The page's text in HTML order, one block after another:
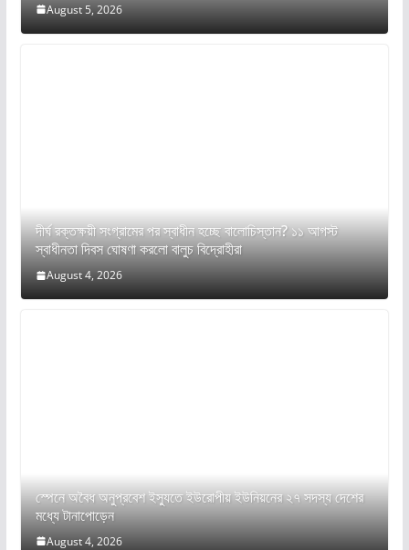
August 5, 2026
দীর্ঘ রক্তক্ষয়ী সংগ্রামের পর স্বাধীন হচ্ছে বালোচিস্তান? ১১ আগস্ট
স্বাধীনতা দিবস ঘোষণা করলো বালুচ বিদ্রোহীরা
August 4, 2026
স্পেনে অবৈধ অনুপ্রবেশ ইস্যুতে ইউরোপীয় ইউনিয়নের ২৭ সদস্য দেশের
মধ্যে টানাপোড়েন
August 4, 2026